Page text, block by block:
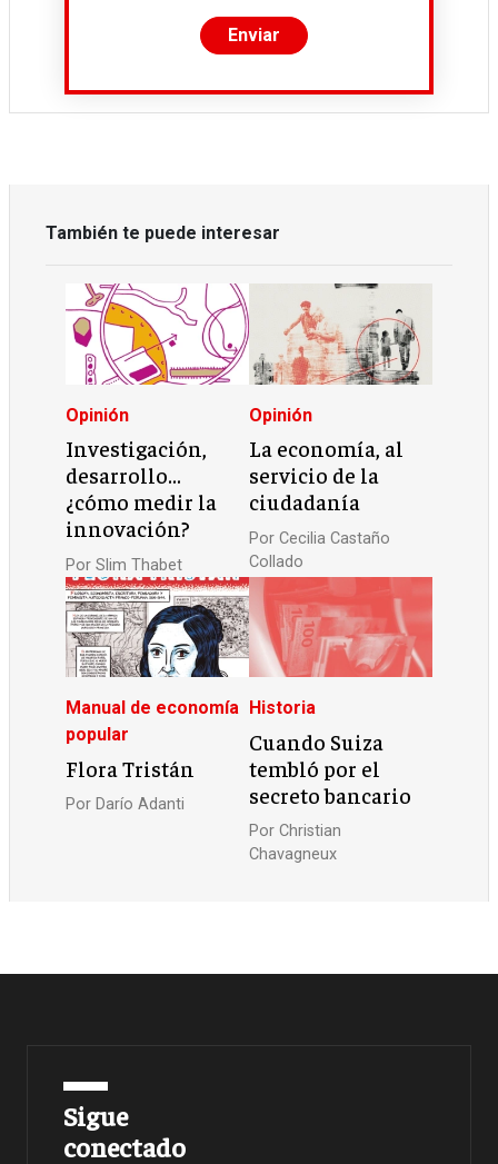
También te puede interesar
Opinión
Investigación,
desarrollo…
¿cómo medir la
innovación?
PorSlim Thabet
Opinión
La economía, al
servicio de la
ciudadanía
Por Cecilia Castaño
Collado
Manual de economía
popular
Flora Tristán
Por Darío Adanti
Historia
Cuando Suiza
tembló por el
secreto bancario
Por Christian
Chavagneux
Sigue
conectado